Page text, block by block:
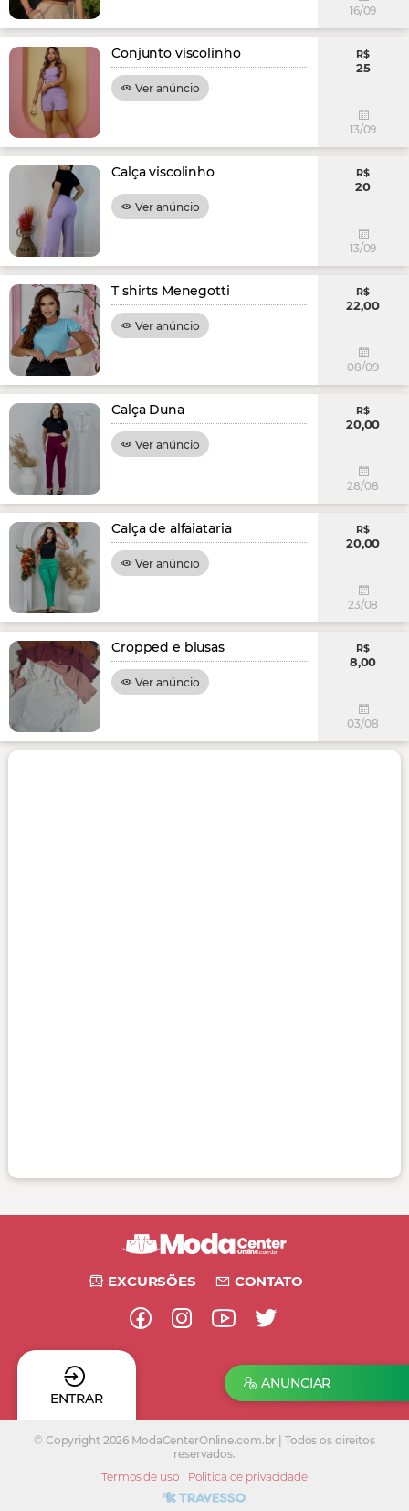
16/09
Conjunto viscolinho
Ver anúncio
R$
25
13/09
Calça viscolinho
Ver anúncio
R$
20
13/09
T shirts Menegotti
Ver anúncio
R$
22,00
08/09
Calça Duna
Ver anúncio
R$
20,00
28/08
Calça de alfaiataria
Ver anúncio
R$
20,00
23/08
Cropped e blusas
Ver anúncio
R$
8,00
03/08
EXCURSÕES CONTATO
ENTRAR
ANUNCIAR
© Copyright 2026 ModaCenterOnline.com.br | Todos os direitos
reservados.
Termos de uso
Politica de privacidade